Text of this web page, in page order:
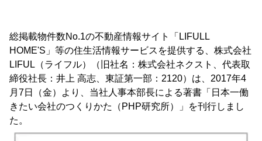
総掲載物件数No.1の不動産情報サイト「LIFULL
HOME'S」等の住生活情報サービスを提供する、株式会社
LIFUL（ライフル）（旧社名：株式会社ネクスト、代表取
締役社長：井上 高志、東証第一部：2120）は、2017年4
月7日（金）より、当社人事本部長による著書「日本一働
きたい会社のつくりかた（PHP研究所）」を刊行しまし
た。